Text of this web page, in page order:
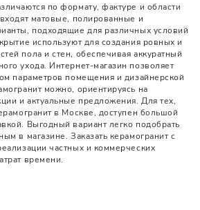
по формату, фактуре и области
матовые, полированные и
подходящие для различных условий
используют для создания ровных и
пола и стен, обеспечивая аккуратный
ухода. Интернет-магазин позволяет
параметров помещения и дизайнерской
можно, ориентируясь на
и актуальные предложения. Для тех,
в Москве, доступен большой
Выгодный вариант легко подобрать
в магазине. Заказать керамогранит с
частных и коммерческих
времени.